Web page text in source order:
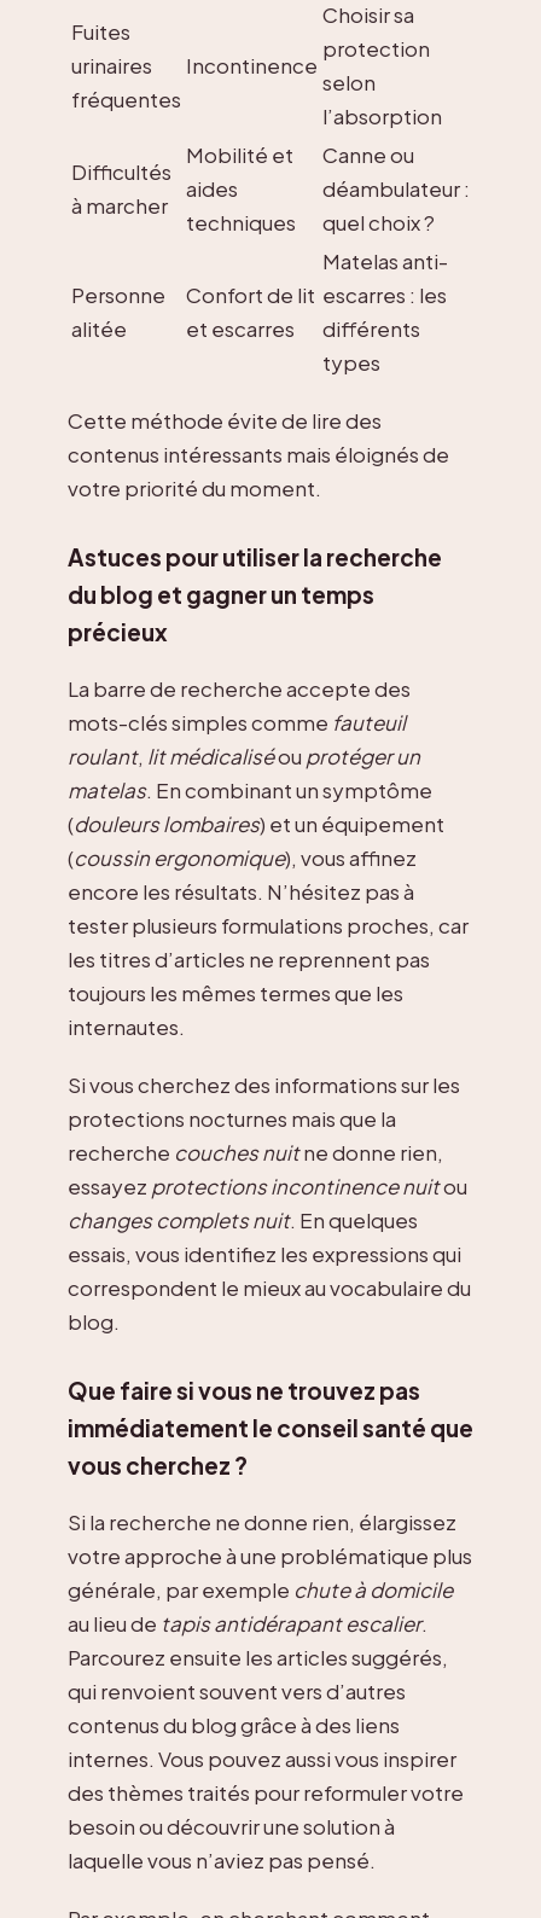
Fuites
urinaires
fréquentes
Incontinence
Choisir sa
protection
selon
l’absorption
Difficultés
à marcher
Mobilité et
aides
techniques
Canne ou
déambulateur :
quel choix ?
Personne
alitée
Confort de lit
et escarres
Matelas anti-
escarres : les
différents
types
Cette méthode évite de lire des
contenus intéressants mais éloignés de
votre priorité du moment.
Astuces pour utiliser la recherche
du blog et gagner un temps
précieux
La barre de recherche accepte des
mots-clés simples comme fauteuil
roulant, lit médicaliséou protéger un
matelas. En combinant un symptôme
(douleurs lombaires) et un équipement
(coussin ergonomique), vous affinez
encore les résultats. N’hésitez pas à
tester plusieurs formulations proches, car
les titres d’articles ne reprennent pas
toujours les mêmes termes que les
internautes.
Si vous cherchez des informations sur les
protections nocturnes mais que la
recherche couches nuitne donne rien,
essayez protections incontinence nuitou
changes complets nuit. En quelques
essais, vous identifiez les expressions qui
correspondent le mieux au vocabulaire du
blog.
Que faire si vous ne trouvez pas
immédiatement le conseil santé que
vous cherchez ?
Si la recherche ne donne rien, élargissez
votre approche à une problématique plus
générale, par exemple chute à domicile
au lieu de tapis antidérapant escalier.
Parcourez ensuite les articles suggérés,
qui renvoient souvent vers d’autres
contenus du blog grâce à des liens
internes. Vous pouvez aussi vous inspirer
des thèmes traités pour reformuler votre
besoin ou découvrir une solution à
laquelle vous n’aviez pas pensé.